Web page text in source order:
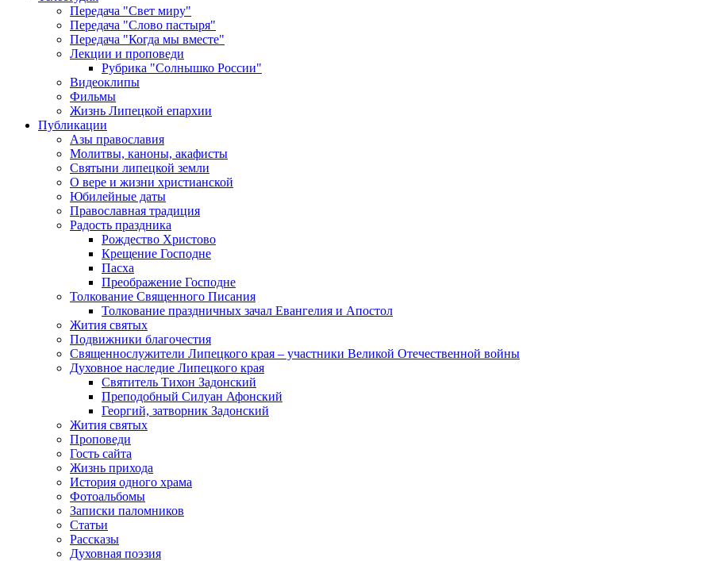
Передача "Свет миру"
Передача "Слово пастыря"
Передача "Когда мы вместе"
Лекции и проповеди
Рубрика "Солнышко России"
Видеоклипы
Фильмы
Жизнь Липецкой епархии
Публикации
Азы православия
Молитвы, каноны, акафисты
Святыни липецкой земли
О вере и жизни христианской
Юбилейные даты
Православная традиция
Радость праздника
Рождество Христово
Крещение Господне
Пасха
Преображение Господне
Толкование Священного Писания
Толкование праздничных зачал Евангелия и Апостол
Жития святых
Подвижники благочестия
Священнослужители Липецкого края – участники Великой Отечественной войны
Духовное наследие Липецкого края
Святитель Тихон Задонский
Преподобный Силуан Афонский
Георгий, затворник Задонский
Жития святых
Проповеди
Гость сайта
Жизнь прихода
История одного храма
Фотоальбомы
Записки паломников
Статьи
Рассказы
Духовная поэзия